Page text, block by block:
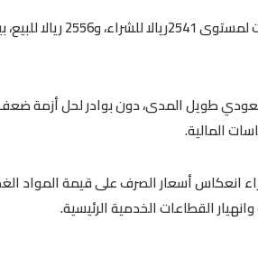
كما بلغ سعر صرف الدولار في محافظة حضرموت
صعودي طويل المدى، دون بوادر لحل أزمة
المالية.
انعكاس أسعار الصرف على قيمة المواد
القطاعات الخدمية الرئيسية.